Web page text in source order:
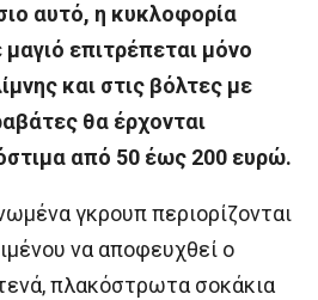
αυτό, η κυκλοφορία
επιτρέπεται μόνο
και στις βόλτες με
θα έρχονται
από 50 έως 200 ευρώ.
γκρουπ περιορίζονται
να αποφευχθεί ο
πλακόστρωτα σοκάκια